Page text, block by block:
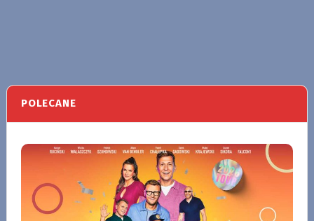
POLECANE